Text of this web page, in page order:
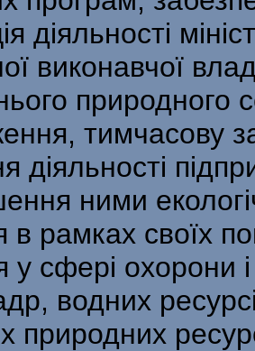
діяльності
ви­конавчої
природного
тимчасову
діяльності
ними
в рамках своїх
у сфері охорони
водних
природних